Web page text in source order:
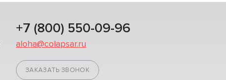
+7 (800) 550-09-96
aloha@colapsar.ru
ЗАКАЗАТЬ ЗВОНОК